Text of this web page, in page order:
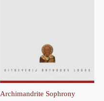
Archimandrite Sophrony